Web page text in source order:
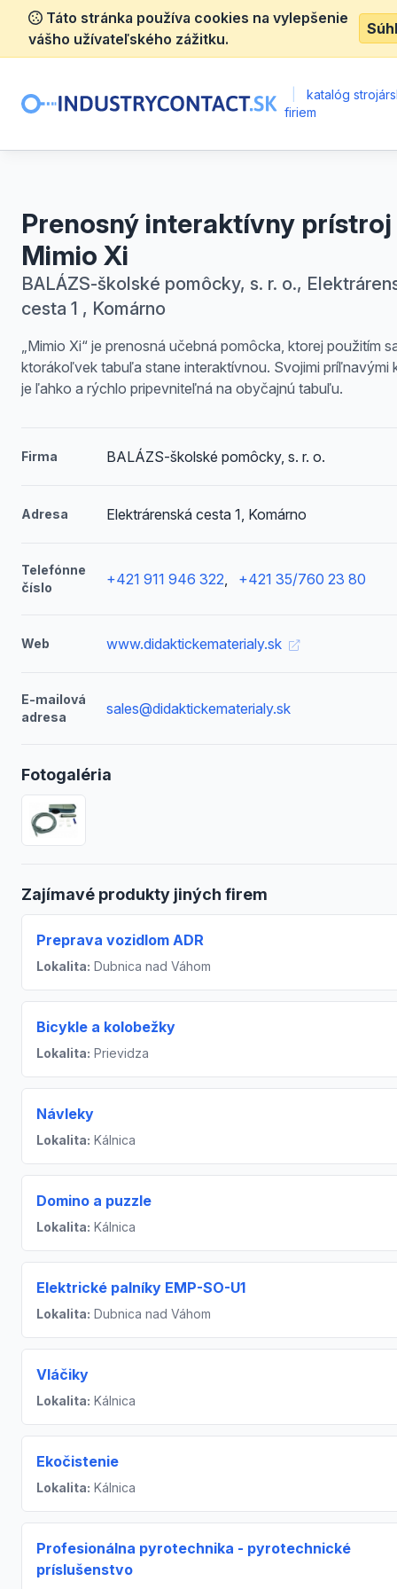
Táto stránka používa cookies na vylepšenie
vášho užívateľského zážitku.
katalóg
firiem
Prenosný interaktívny prístroj
Mimio Xi
BALÁZS-školské pomôcky, s. r. o.,
cesta 1 , Komárno
„Mimio Xi“ je prenosná učebná pomôcka, ktorej použitím
ktorákoľvek tabuľa stane interaktívnou. Svojimi príľnavými
je ľahko a rýchlo pripevniteľná na obyčajnú tabuľu.
Firma BALÁZS-školské pomôcky, s. r. o.
Adresa Elektrárenská cesta 1, Komárno
Telefónne
číslo
+421 911 946 322, +421 35/760 23 80
Web www.didaktickematerialy.sk
E-mailová
adresa
sales@didaktickematerialy.sk
Fotogaléria
Zajímavé produkty jiných firem
Preprava vozidlom ADR
Lokalita: Dubnica nad Váhom
Bicykle a kolobežky
Lokalita: Prievidza
Návleky
Lokalita: Kálnica
Domino a puzzle
Lokalita: Kálnica
Elektrické palníky EMP-SO-U1
Lokalita: Dubnica nad Váhom
Vláčiky
Lokalita: Kálnica
Ekočistenie
Lokalita: Kálnica
Profesionálna pyrotechnika - pyrotechnické
príslušenstvo